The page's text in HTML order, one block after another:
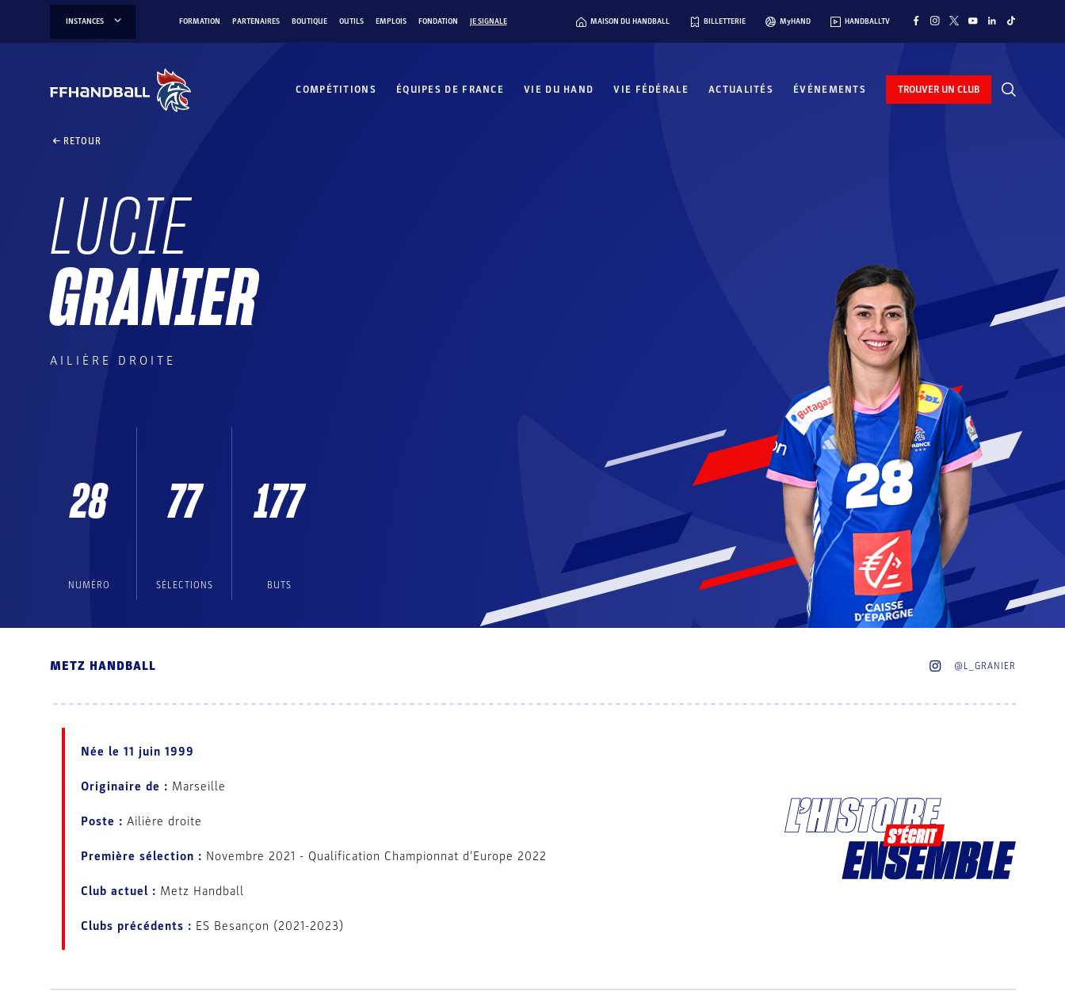
INSTANCES FORMATION PARTENAIRES BOUTIQUE OUTILS EMPLOIS FONDATION JE SIGNALE MAISON DU HANDBALL BILLETTERIE MyHAND HANDBALLTV
COMPÉTITIONS ÉQUIPES DE FRANCE VIE DU HAND VIE FÉDÉRALE ACTUALITÉS ÉVÉNEMENTS TROUVER UN CLUB
RETOUR
LUCIE
GRANIER
AILIÈRE DROITE
28
NUMÉRO
77
SÉLECTIONS
177
BUTS
METZ HANDBALL L_GRANIER
Née le 11 juin 1999
Originaire de : Marseille
Poste : Ailière droite
Première sélection : Novembre 2021 - Qualification Championnat d'Europe 2022
Club actuel : Metz Handball
Clubs précédents : ES Besançon (2021-2023)